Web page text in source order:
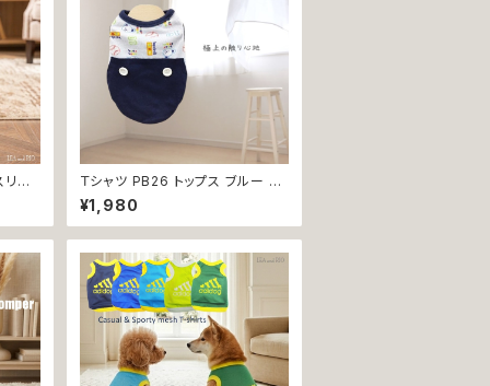
ー
Ｔシャツ PB26 トップス ブルー 野
球 くま ドックウェア 小型犬 犬 猫
dog cat ペット 服 犬服 返品交換
不可
¥1,980